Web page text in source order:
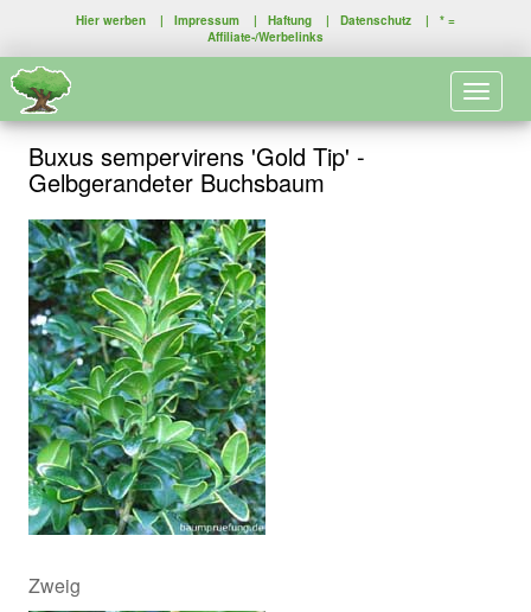
Hier werben | Impressum | Haftung | Datenschutz | * =
Affiliate-/Werbelinks
Buxus sempervirens 'Gold Tip' -
Gelbgerandeter Buchsbaum
Zweig